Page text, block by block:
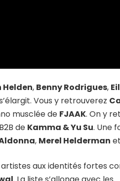
Helden, Benny Rodrigues,
Vous y retrouverez
musclée de FJAAK. On y
de Kamma & Yu Su. Une
, Merel Helderman et
aux identités fortes